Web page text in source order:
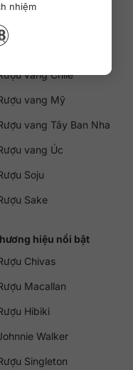
nhiệm
vang Chile
vang Mỹ
vang Tây Ban Nha
vang Úc
Soju
Sake
hiệu nổi bật
Chivas
Macallan
Hibiki
Walker
Singleton